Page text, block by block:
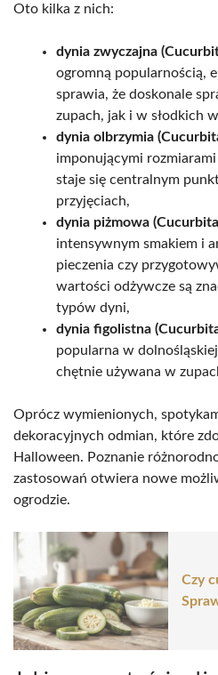
Oto kilka z nich:
dynia zwyczajna
ogromną popularnością,
sprawia, że doskonale
zupach, jak i w słodkich
dynia olbrzymia
imponującymi
staje się centralnym
przyjęciach,
dynia piżmowa
intensywnym smakiem i
pieczenia czy
wartości odżywcze są
typów dyni,
dynia figolistna
popularna w
chętnie używana w
Oprócz wymienionych,
dekoracyjnych odmian, które
Halloween. Poznanie
zastosowań otwiera nowe
ogrodzie.
Czy